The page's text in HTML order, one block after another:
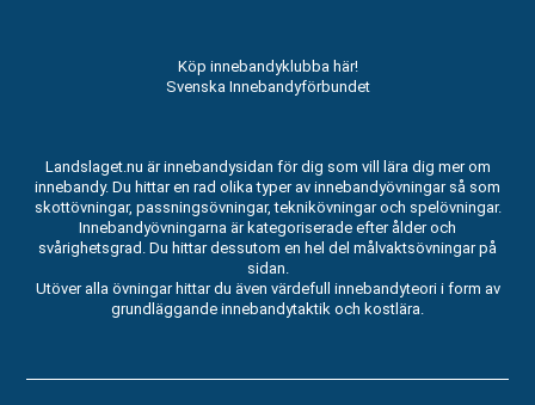
Köp innebandyklubba här!
Svenska Innebandyförbundet
Landslaget.nu är innebandysidan för dig som vill lära dig mer om
innebandy. Du hittar en rad olika typer av innebandyövningar så som
skottövningar, passningsövningar, teknikövningar och spelövningar.
Innebandyövningarna är kategoriserade efter ålder och
svårighetsgrad. Du hittar dessutom en hel del målvaktsövningar på
sidan.
Utöver alla övningar hittar du även värdefull innebandyteori i form av
grundläggande innebandytaktik och kostlära.